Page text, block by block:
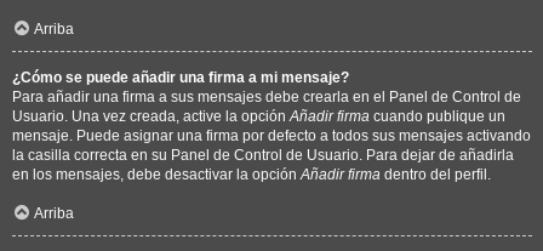
Arriba
¿Cómo se puede añadir una firma a mi mensaje?
Para añadir una firma a sus mensajes debe crearla en el Panel de Control de
Usuario. Una vez creada, active la opción Añadir firma cuando publique un
mensaje. Puede asignar una firma por defecto a todos sus mensajes activando
la casilla correcta en su Panel de Control de Usuario. Para dejar de añadirla
en los mensajes, debe desactivar la opción Añadir firma dentro del perfil.
Arriba